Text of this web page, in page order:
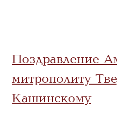
Поздравление
митрополиту
Кашинскому